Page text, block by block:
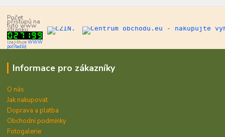
Počet
přístupů na
tuto www
stránku:
(zajišťujeWWW
počítadlo)
Informace pro zákazníky
O nás
Jak nakupovat
Doprava a platba
Obchodní podmínky
Fotogalerie